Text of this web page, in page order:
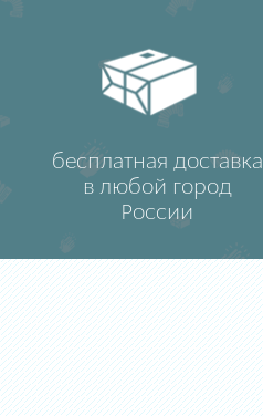
бесплатная доставка
в любой город
России